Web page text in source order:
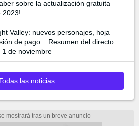
sobre la actualización gratuita
2023!
Valley: nuevos personajes, hoja
de pago... Resumen del directo
de noviembre
las noticias